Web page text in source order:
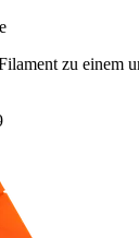
zu einem